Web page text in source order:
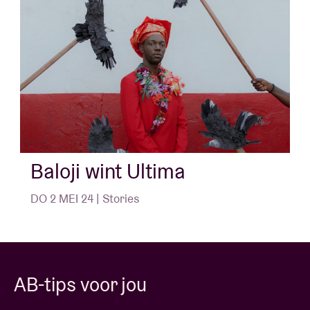
Support: DJ Bo Meng
Concert pictures © Willem Mevis
Baloji wint Ultima
DO 2 MEI 24 | Stories
AB-tips voor jou